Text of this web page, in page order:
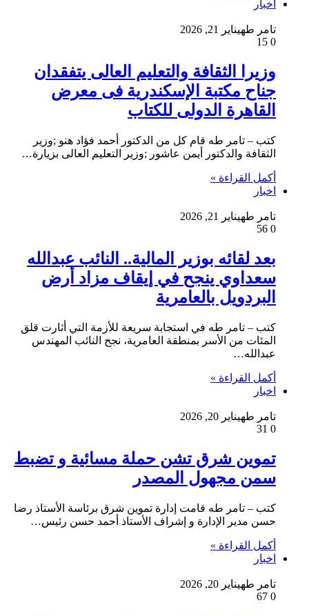
اخبار
تامر طهيناير 21, 2026
0
وزيرا الثقافة والتعليم العالى يتفقدان
جناح مكتبة الإسكندرية فى معرض
القاهرة الدولى للكتاب
كتب – تامر طه قام كل من الدكتور أحمد فؤاد هنو ;وزير
الثقافة والدكتور أيمن عاشور ;وزير التعليم العالى بزيارة…
أكمل القراءة »
اخبار
تامر طهيناير 21, 2026
0
بعد لقائه بوزير المالية.. النائب عبدالله
سعداوي ينجح في إيقاف مزاد أرض
البردويل بالعامرية
كتب – تامر طه في استجابة سريعة للأزمة التي أثارت قلق
المئات من الأسر بمنطقة العامرية، نجح النائب المهندس
عبدالله…
أكمل القراءة »
اخبار
تامر طهيناير 20, 2026
0
تموين شرق تشن حملة مسائية و تضبط
سمن مجهول المصدر
كتب – تامر طه قامت إدارة تموين شرق برئاسة الأستاذ رضا
حسن مدير الإدارة و إشراف الأستاذ أحمد حسن رئيس…
أكمل القراءة »
اخبار
تامر طهيناير 20, 2026
0